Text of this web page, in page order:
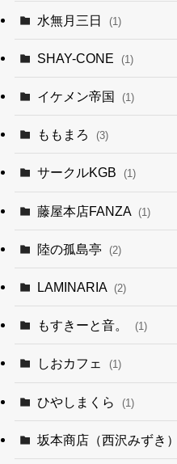
水無月三日 (1)
SHAY-CONE (1)
イケメン帝国 (1)
ももまろ (3)
サークルKGB (1)
藤屋本店FANZA (1)
陸の孤島亭 (2)
LAMINARIA (2)
もすきーと音。 (1)
しおカフェ (1)
ひやしまくら (1)
坂本商店（西沢みずき）